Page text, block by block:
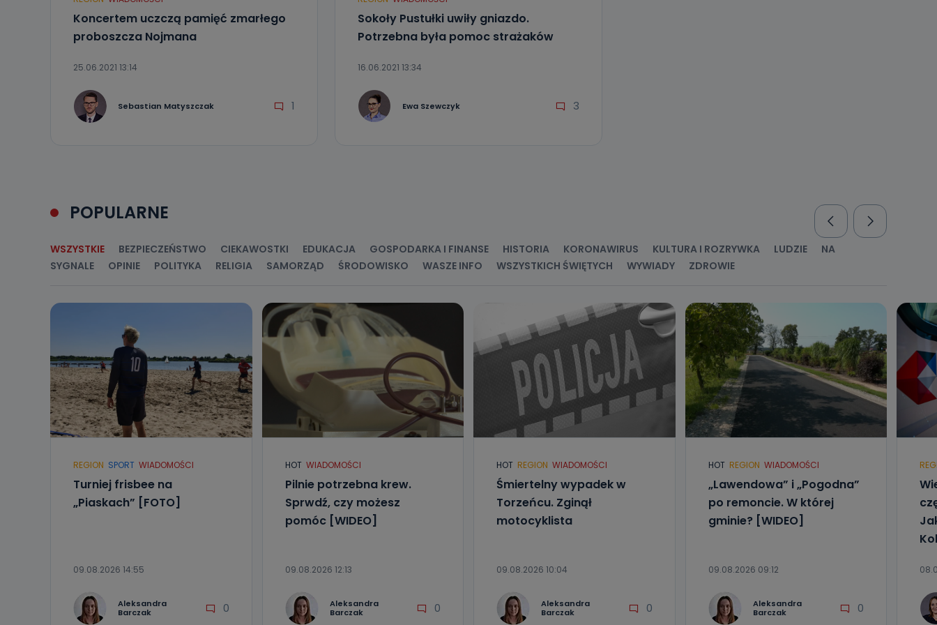
sprzeciwu wobec ich przetwarzania.
Do kiedy Państwa dane osobowe będą przechowywane?
uzasadnionego celu administratora – do momentu wniesienia sprzeciwu.
Jakie dane osobowe przetwarzamy?
Przetwarzane kategorie Państwa danych osobowych to dane, które pochodzą bezpośrednio od
Państwa (lub zostały przekazane w Państwa imieniu) lub dane osobowe, które zostały zebrane ze
Koncertem uczczą pamięć zmarłego
proboszcza Nojmana
25.06.2021 13:14
Sebastian Matyszczak 1
Sokoły Pustułki uwiły gniazdo.
Potrzebna była pomoc strażaków
16.06.2021 13:34
Ewa Szewczyk 3
POPULARNE
WSZYSTKIE BEZPIECZEŃSTWO CIEKAWOSTKI EDUKACJA GOSPODARKA I FINANSE HISTORIA KORONAWIRUS KULTURA I ROZRYWKA LUDZIE
NA
SYGNALE
OPINIE POLITYKA RELIGIA SAMORZĄD ŚRODOWISKO WASZE INFO WSZYSTKICH ŚWIĘTYCH WYWIADY ZDROWIE
REGION SPORT WIADOMOŚCI
Turniej frisbee na
„Piaskach” [FOTO]
09.08.2026 14:55
Aleksandra
Barczak
0
HOT WIADOMOŚCI
Pilnie potrzebna krew.
Sprwdź, czy możesz
pomóc [WIDEO]
09.08.2026 12:13
Aleksandra
Barczak
0
HOT REGION WIADOMOŚCI
Śmiertelny wypadek w
Torzeńcu. Zginął
motocyklista
09.08.2026 10:04
Aleksandra
Barczak
0
HOT REGION WIADOMOŚCI
„Lawendowa” i „Pogodna”
po remoncie. W której
gminie? [WIDEO]
09.08.2026 09:12
Aleksandra
Barczak
0